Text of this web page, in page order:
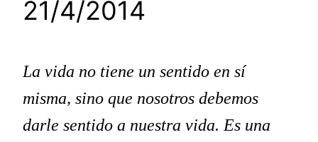
21/4/2014
La vida no tiene un sentido en sí
misma, sino que nosotros debemos
darle sentido a nuestra vida. Es una